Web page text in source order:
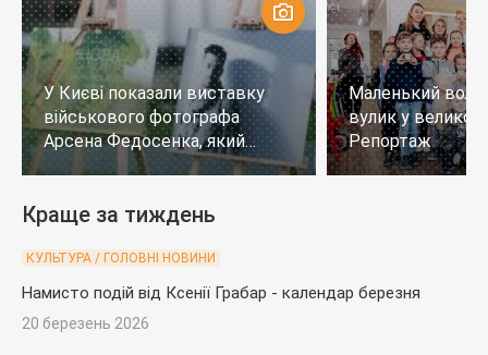
У Києві показали виставку
військового фотографа
Арсена Федосенка, який
загинув на війні
Маленький
вулик у
Репортаж
Краще за тиждень
КУЛЬТУРА / ГОЛОВНІ НОВИНИ
Намисто подій від Ксенії Грабар - календар березня
20 березень 2026